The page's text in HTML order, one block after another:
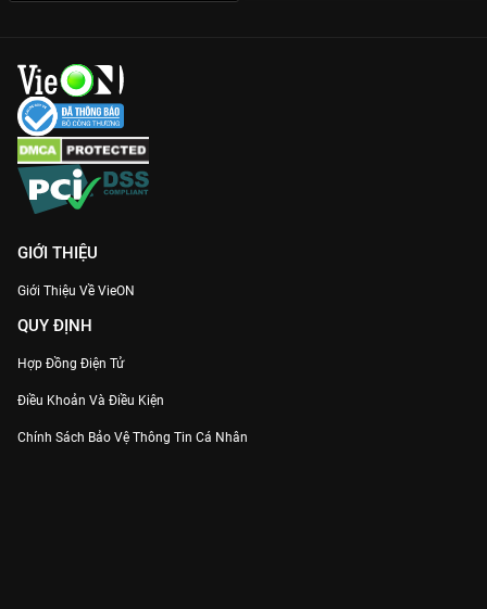
GIỚI THIỆU
Giới Thiệu Về VieON
QUY ĐỊNH
Hợp Đồng Điện Tử
Điều Khoản Và Điều Kiện
Chính Sách Bảo Vệ Thông Tin Cá Nhân